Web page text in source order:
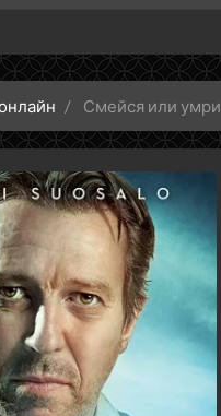
Смейся или умри